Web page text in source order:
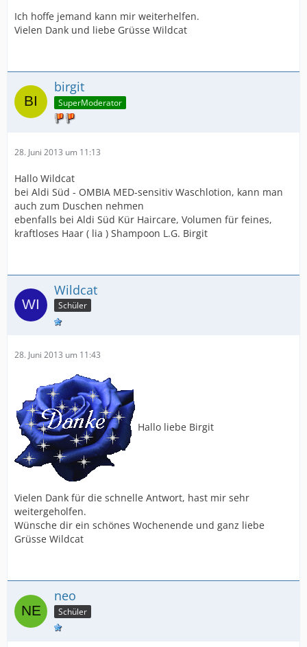
Ich hoffe jemand kann mir weiterhelfen.
Vielen Dank und liebe Grüsse Wildcat
birgit
SuperModerator
28. Juni 2013 um 11:13
Hallo Wildcat
bei Aldi Süd - OMBIA MED-sensitiv Waschlotion, kann man
auch zum Duschen nehmen
ebenfalls bei Aldi Süd Kür Haircare, Volumen für feines,
kraftloses Haar ( lia ) Shampoon L.G. Birgit
Wildcat
Schüler
28. Juni 2013 um 11:43
Hallo liebe Birgit
Vielen Dank für die schnelle Antwort, hast mir sehr
weitergeholfen.
Wünsche dir ein schönes Wochenende und ganz liebe
Grüsse Wildcat
neo
Schüler